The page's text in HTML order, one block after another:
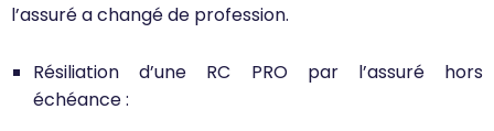
l’assuré a changé de profession.
Résiliation d’une RC PRO par l’assuré hors
échéance :